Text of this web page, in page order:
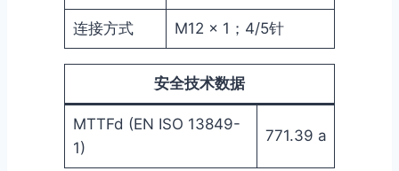
连接方式 M12 × 1；4/5针
安全技术数据
MTTFd (EN ISO 13849-
1)
771.39 a